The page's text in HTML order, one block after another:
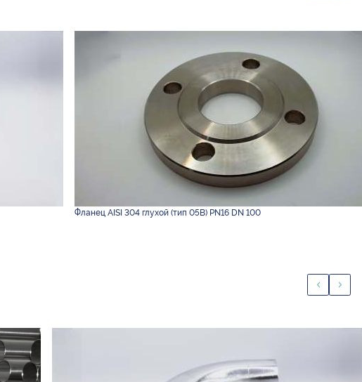
Фланец AISI 304 глухой (тип 05B) PN16 DN 100